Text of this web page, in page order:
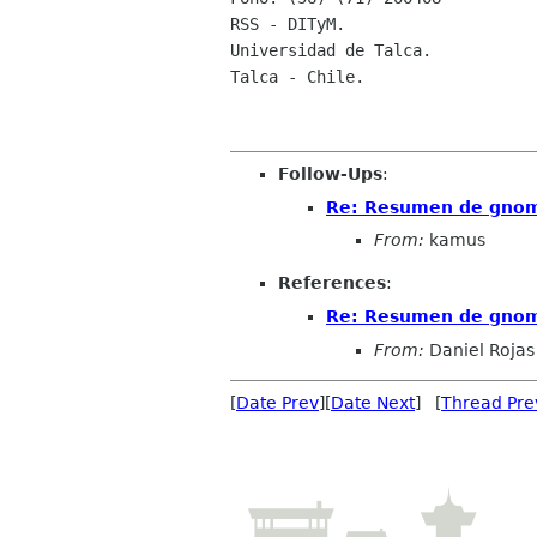
RSS - DITyM.
Universidad de Talca.
Talca - Chile.
Follow-Ups:
Re: Resumen de
From: kamus
References:
Re: Resumen de
From: Daniel Rojas
[Date Prev][Date Next] [Thread